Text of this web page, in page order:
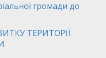
громади до
ТЕРИТОРІЇ